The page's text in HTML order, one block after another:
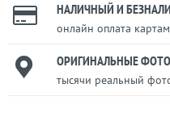
НАЛИЧНЫЙ И
онлайн оплата
ОРИГИНАЛЬНЫЕ
тысячи реальный